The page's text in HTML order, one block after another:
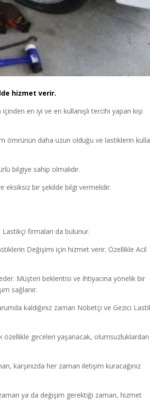
hizmet verir.
en iyi ve en kullanışlı tercihi yapan kişi
ömrünün daha uzun olduğu ve lastiklerin
bilgiye sahip olmalıdır.
eksiksiz bir şekilde bilgi vermelidir.
firmaları da bulunur.
Değişimi için hizmet verir. Özellikle Acil
Müşteri beklentisi ve ihtiyacına yönelik bir
sağlanır.
kaldığınız zaman Nöbetçi ve Gezici
geceleri yaşanacak, olumsuzluklardan
karşınızda her zaman iletişim kuracağınız
zaman ya da değişim gerektiği zaman, hizmet